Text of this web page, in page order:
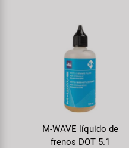
M-WAVE líquido de
frenos DOT 5.1